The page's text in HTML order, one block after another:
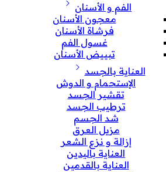
الفم و الأسنان
معجون الأسنان
فرشاة الأسنان
غسول الفم
تبييض الأسنان
العناية بالجسد
الإستحمام و الدوش
تقشير الجسد
ترطيب الجسد
شد الجسم
مزيل العرق
إزالة و نزع الشعر
العناية باليدين
العناية بالقدمين